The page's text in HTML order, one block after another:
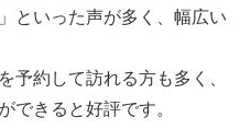
といった声が多く、幅広い
予約して訪れる方も多く、
できると好評です。